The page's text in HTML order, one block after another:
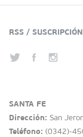
RSS /
SANTA FE
Dirección: San
Teléfono: (0342)-